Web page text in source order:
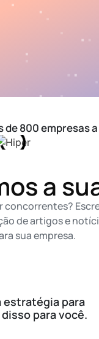
de 800 empresas
a
concorrentes?
de artigos e
sua empresa.
estratégia para
para você.